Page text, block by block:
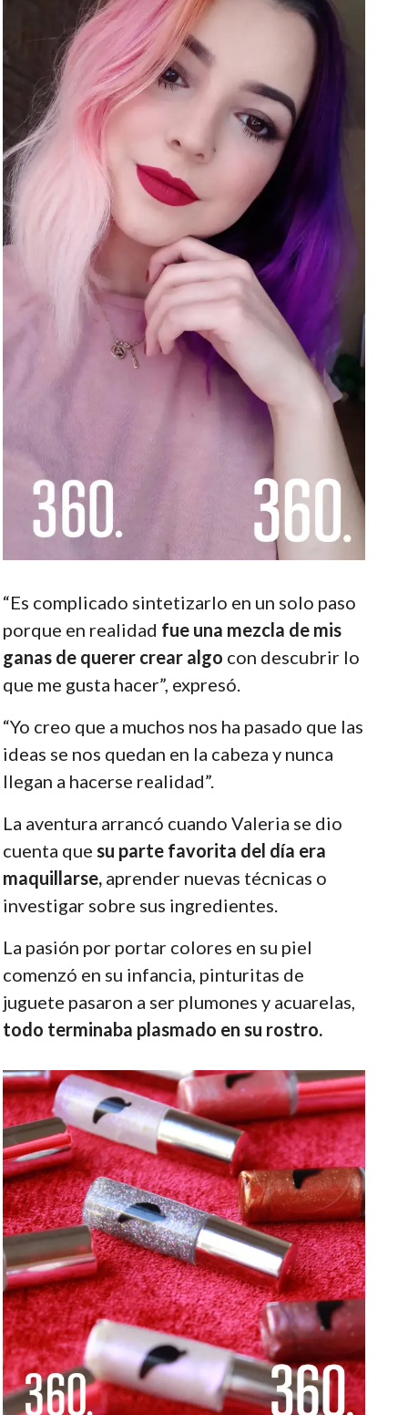
“Es complicado sintetizarlo en un solo paso
porque en realidad fue una mezcla de mis
ganas de querer crear algo con descubrir lo
que me gusta hacer”, expresó.
“Yo creo que a muchos nos ha pasado que las
ideas se nos quedan en la cabeza y nunca
llegan a hacerse realidad”.
La aventura arrancó cuando Valeria se dio
cuenta que su parte favorita del día era
maquillarse,aprender nuevas técnicas o
investigar sobre sus ingredientes.
La pasión por portar colores en su piel
comenzó en su infancia, pinturitas de
juguete pasaron a ser plumones y acuarelas,
todo terminaba plasmado en su rostro.